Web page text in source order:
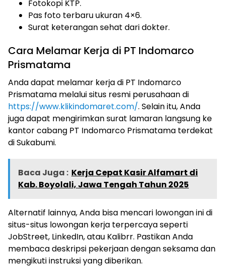
Fotokopi KTP.
Pas foto terbaru ukuran 4×6.
Surat keterangan sehat dari dokter.
Cara Melamar Kerja di PT Indomarco
Prismatama
Anda dapat melamar kerja di PT Indomarco
Prismatama melalui situs resmi perusahaan di
https://www.klikindomaret.com/. Selain itu, Anda
juga dapat mengirimkan surat lamaran langsung ke
kantor cabang PT Indomarco Prismatama terdekat
di Sukabumi.
Baca Juga : Kerja Cepat Kasir Alfamart di
Kab. Boyolali, Jawa Tengah Tahun 2025
Alternatif lainnya, Anda bisa mencari lowongan ini di
situs-situs lowongan kerja terpercaya seperti
JobStreet, LinkedIn, atau Kalibrr. Pastikan Anda
membaca deskripsi pekerjaan dengan seksama dan
mengikuti instruksi yang diberikan.